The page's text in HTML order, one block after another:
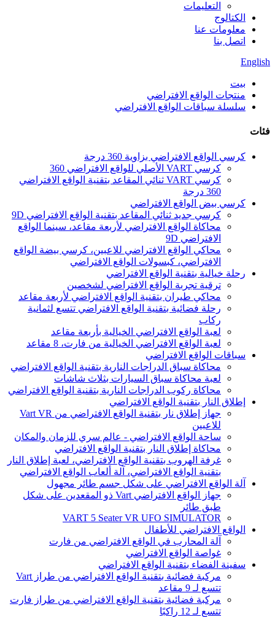
التعليمات
الكتالوج
معلومات عنا
اتصل بنا
English
بيت
منتجات الواقع الافتراضي
سلسلة سباقات الواقع الافتراضي
فئات
كرسي الواقع الافتراضي بزاوية 360 درجة
كرسي VART الأصلي للواقع الافتراضي 360
كرسي VART ثنائي المقاعد بتقنية الواقع الافتراضي
360 درجة
كرسي بيض الواقع الافتراضي
كرسي جديد ثنائي المقاعد بتقنية الواقع الافتراضي 9D
محاكاة الواقع الافتراضي لأربعة مقاعد، سينما الواقع
الافتراضي 9D
محاكي الواقع الافتراضي للاعبين، كرسي بيضة الواقع
الافتراضي، كبسولات الواقع الافتراضي
رحلة خيالية بتقنية الواقع الافتراضي
ترقية تجربة الواقع الافتراضي لشخصين
محاكي طيران بتقنية الواقع الافتراضي لأربعة مقاعد
رحلة فضائية بتقنية الواقع الافتراضي تتسع لثمانية
ركاب
لعبة الواقع الافتراضي الخيالية بأربعة مقاعد
لعبة الواقع الافتراضي الخيالية من فارت، 8 مقاعد
سباقات الواقع الافتراضي
محاكاة سباق الدراجات النارية بتقنية الواقع الافتراضي
لعبة محاكاة سباق السيارات بثلاث شاشات
محاكاة ركوب الدراجات النارية بتقنية الواقع الافتراضي
إطلاق النار بتقنية الواقع الافتراضي
جهاز إطلاق نار بتقنية الواقع الافتراضي من Vart VR
للاعبين
ساحة الواقع الافتراضي - عالم سري للزمان والمكان
محاكاة إطلاق النار بتقنية الواقع الافتراضي
غرفة الهروب بتقنية الواقع الافتراضي، لعبة إطلاق النار
بتقنية الواقع الافتراضي، آلة ألعاب الواقع الافتراضي
آلة الواقع الافتراضي على شكل جسم طائر مجهول
جهاز الواقع الافتراضي Vart ذو المقعدين على شكل
طبق طائر
VART 5 Seater VR UFO SIMULATOR
الواقع الافتراضي للأطفال
آلة المحارب في الواقع الافتراضي من فارت
غواصة الواقع الافتراضي
سفينة الفضاء بتقنية الواقع الافتراضي
مركبة فضائية بتقنية الواقع الافتراضي من طراز Vart
تتسع لـ 9 مقاعد
مركبة فضائية بتقنية الواقع الافتراضي من طراز فارت
تتسع لـ 12 راكبًا